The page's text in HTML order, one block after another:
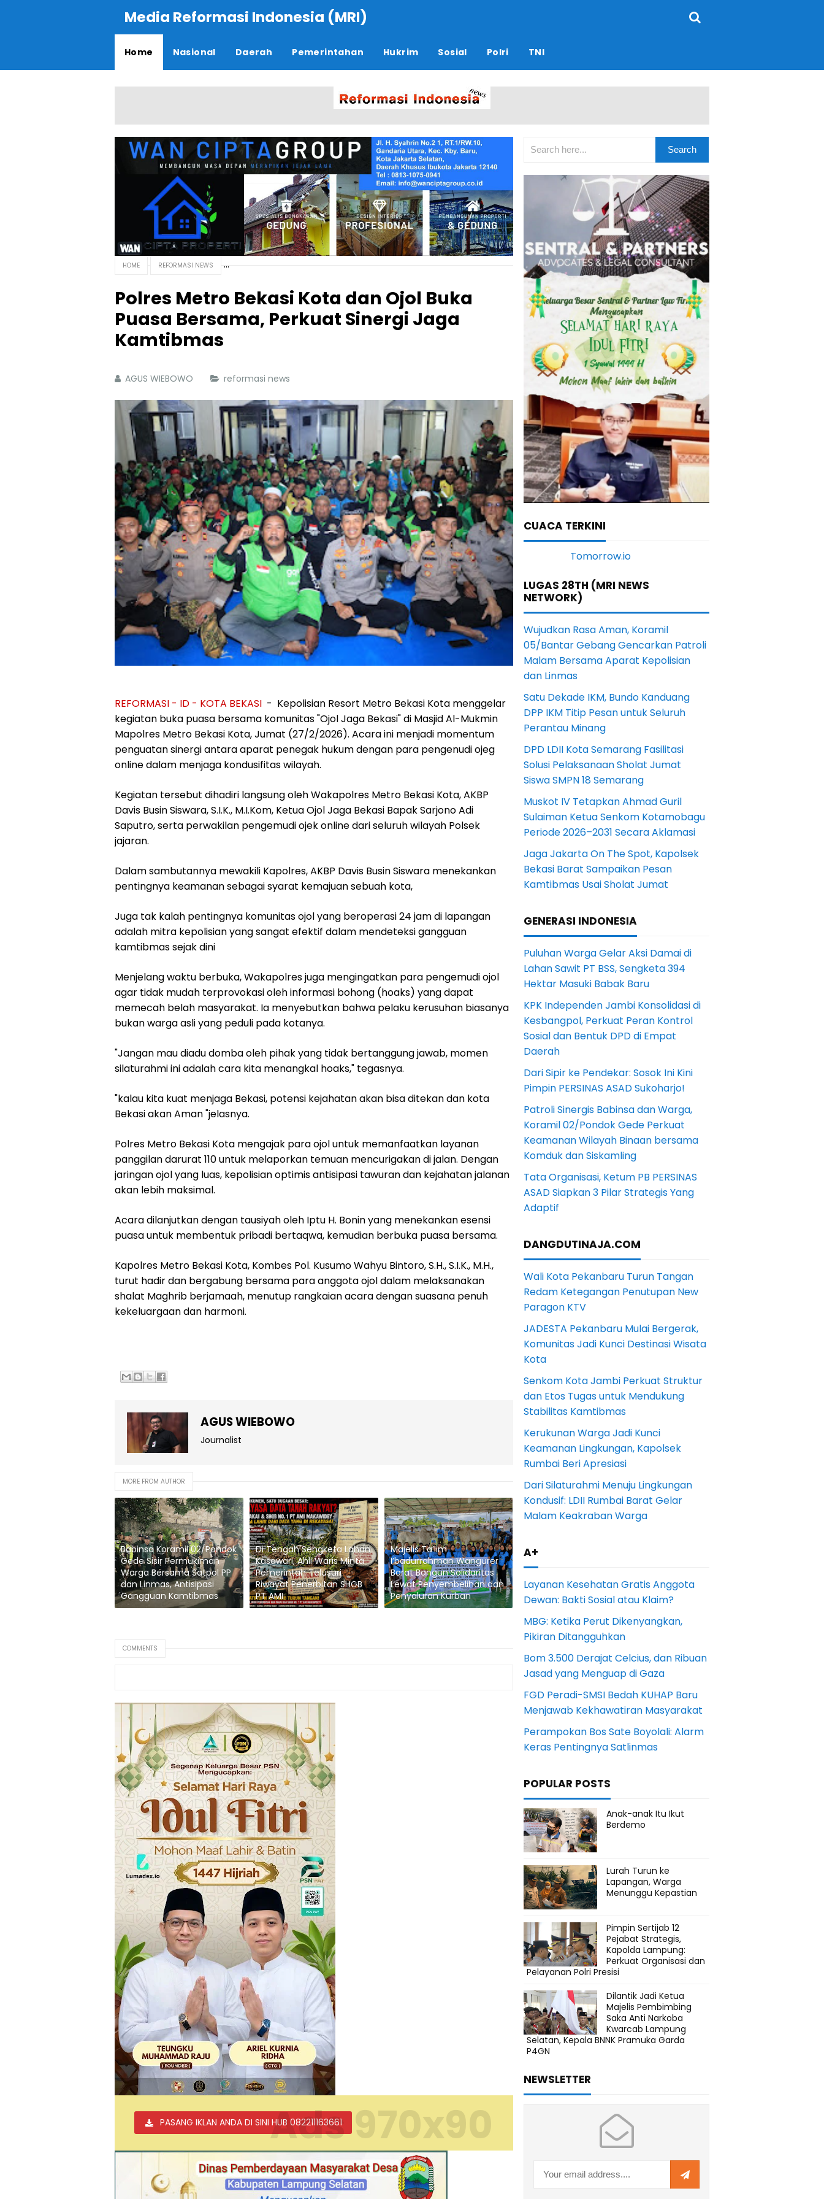
Media Reformasi Indonesia (MRI)
Home Nasional Daerah Pemerintahan Hukrim Sosial Polri TNI
HOME REFORMASI NEWS
Polres Metro Bekasi Kota dan Ojol Buka
Puasa Bersama, Perkuat Sinergi Jaga
Kamtibmas
AGUS WIEBOWO reformasi news
REFORMASI - ID - KOTA BEKASI - Kepolisian Resort Metro Bekasi Kota menggelar
kegiatan buka puasa bersama komunitas "Ojol Jaga Bekasi" di Masjid Al-Mukmin
Mapolres Metro Bekasi Kota, Jumat (27/2/2026). Acara ini menjadi momentum
penguatan sinergi antara aparat penegak hukum dengan para pengenudi ojeg
online dalam menjaga kondusifitas wilayah.
Kegiatan tersebut dihadiri langsung oleh Wakapolres Metro Bekasi Kota, AKBP
Davis Busin Siswara, S.I.K., M.I.Kom, Ketua Ojol Jaga Bekasi Bapak Sarjono Adi
Saputro, serta perwakilan pengemudi ojek online dari seluruh wilayah Polsek
jajaran.
Dalam sambutannya mewakili Kapolres, AKBP Davis Busin Siswara menekankan
pentingnya keamanan sebagai syarat kemajuan sebuah kota,
Juga tak kalah pentingnya komunitas ojol yang beroperasi 24 jam di lapangan
adalah mitra kepolisian yang sangat efektif dalam mendeteksi gangguan
kamtibmas sejak dini
Menjelang waktu berbuka, Wakapolres juga mengingatkan para pengemudi ojol
agar tidak mudah terprovokasi oleh informasi bohong (hoaks) yang dapat
memecah belah masyarakat. Ia menyebutkan bahwa pelaku kerusuhan biasanya
bukan warga asli yang peduli pada kotanya.
"Jangan mau diadu domba oleh pihak yang tidak bertanggung jawab, momen
silaturahmi ini adalah cara kita menangkal hoaks," tegasnya.
"kalau kita kuat menjaga Bekasi, potensi kejahatan akan bisa ditekan dan kota
Bekasi akan Aman "jelasnya.
Polres Metro Bekasi Kota mengajak para ojol untuk memanfaatkan layanan
panggilan darurat 110 untuk melaporkan temuan mencurigakan di jalan. Dengan
jaringan ojol yang luas, kepolisian optimis antisipasi tawuran dan kejahatan jalanan
akan lebih maksimal.
Acara dilanjutkan dengan tausiyah oleh Iptu H. Bonin yang menekankan esensi
puasa untuk membentuk pribadi bertaqwa, kemudian berbuka puasa bersama.
Kapolres Metro Bekasi Kota, Kombes Pol. Kusumo Wahyu Bintoro, S.H., S.I.K., M.H.,
turut hadir dan bergabung bersama para anggota ojol dalam melaksanakan
shalat Maghrib berjamaah, menutup rangkaian acara dengan suasana penuh
kekeluargaan dan harmoni.
AGUS WIEBOWO
Journalist
MORE FROM AUTHOR
Babinsa Koramil 02/Pondok
Gede Sisir Permukiman
Warga Bersama Satpol PP
dan Linmas, Antisipasi
Gangguan Kamtibmas
Di Tengah Sengketa Lahan
Kasawari, Ahli Waris Minta
Pemerintah Telusuri
Riwayat Penerbitan SHGB
PT AMI
Majelis Ta’lim
I’badurrahman Wangurer
Barat Bangun Solidaritas
Lewat Penyembelihan dan
Penyaluran Kurban
COMMENTS
PASANG IKLAN ANDA DI SINI HUB 082211163661Ads 970x90
CUACA TERKINI
LUGAS 28TH (MRI NEWS
NETWORK)
Wujudkan Rasa Aman, Koramil
05/Bantar Gebang Gencarkan Patroli
Malam Bersama Aparat Kepolisian
dan Linmas
Satu Dekade IKM, Bundo Kanduang
DPP IKM Titip Pesan untuk Seluruh
Perantau Minang
DPD LDII Kota Semarang Fasilitasi
Solusi Pelaksanaan Sholat Jumat
Siswa SMPN 18 Semarang
Muskot IV Tetapkan Ahmad Guril
Sulaiman Ketua Senkom Kotamobagu
Periode 2026–2031 Secara Aklamasi
Jaga Jakarta On The Spot, Kapolsek
Bekasi Barat Sampaikan Pesan
Kamtibmas Usai Sholat Jumat
GENERASI INDONESIA
Puluhan Warga Gelar Aksi Damai di
Lahan Sawit PT BSS, Sengketa 394
Hektar Masuki Babak Baru
KPK Independen Jambi Konsolidasi di
Kesbangpol, Perkuat Peran Kontrol
Sosial dan Bentuk DPD di Empat
Daerah
Dari Sipir ke Pendekar: Sosok Ini Kini
Pimpin PERSINAS ASAD Sukoharjo!
Patroli Sinergis Babinsa dan Warga,
Koramil 02/Pondok Gede Perkuat
Keamanan Wilayah Binaan bersama
Komduk dan Siskamling
Tata Organisasi, Ketum PB PERSINAS
ASAD Siapkan 3 Pilar Strategis Yang
Adaptif
DANGDUTINAJA.COM
Wali Kota Pekanbaru Turun Tangan
Redam Ketegangan Penutupan New
Paragon KTV
JADESTA Pekanbaru Mulai Bergerak,
Komunitas Jadi Kunci Destinasi Wisata
Kota
Senkom Kota Jambi Perkuat Struktur
dan Etos Tugas untuk Mendukung
Stabilitas Kamtibmas
Kerukunan Warga Jadi Kunci
Keamanan Lingkungan, Kapolsek
Rumbai Beri Apresiasi
Dari Silaturahmi Menuju Lingkungan
Kondusif: LDII Rumbai Barat Gelar
Malam Keakraban Warga
A+
Layanan Kesehatan Gratis Anggota
Dewan: Bakti Sosial atau Klaim?
MBG: Ketika Perut Dikenyangkan,
Pikiran Ditangguhkan
Bom 3.500 Derajat Celcius, dan Ribuan
Jasad yang Menguap di Gaza
FGD Peradi-SMSI Bedah KUHAP Baru
Menjawab Kekhawatiran Masyarakat
Perampokan Bos Sate Boyolali: Alarm
Keras Pentingnya Satlinmas
POPULAR POSTS
Anak-anak Itu Ikut
Berdemo
Lurah Turun ke
Lapangan, Warga
Menunggu Kepastian
Pimpin Sertijab 12
Pejabat Strategis,
Kapolda Lampung:
Perkuat Organisasi dan
Pelayanan Polri Presisi
Dilantik Jadi Ketua
Majelis Pembimbing
Saka Anti Narkoba
Kwarcab Lampung
Selatan, Kepala BNNK Pramuka Garda
P4GN
NEWSLETTER